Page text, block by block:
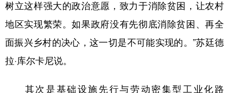
树立这样强大的政治意愿，致力于消除贫困，让农村
地区实现繁荣。如果政府没有先彻底消除贫困、再全
面振兴乡村的决心，这一切是不可能实现的。”苏廷德
拉·库尔卡尼说。
其次是基础设施先行与劳动密集型工业化路